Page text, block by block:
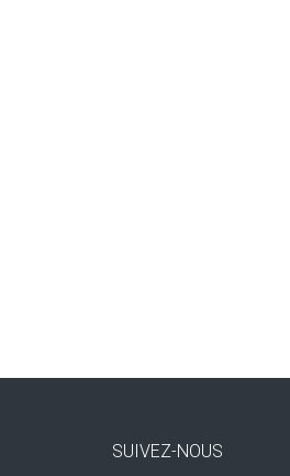
SUIVEZ-NOUS